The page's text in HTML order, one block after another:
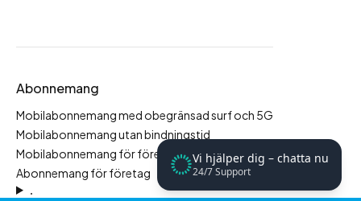
Vi hjälper dig – chatta nu
24/7 Support
Abonnemang
Mobilabonnemang med obegränsad surf och 5G
Mobilabonnemang utan bindningstid
Mobilabonnemang för företag
Abonnemang för företag
.